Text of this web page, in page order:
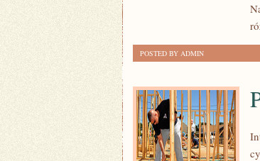
POSTED BY ADMIN